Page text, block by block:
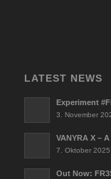
LATEST NEWS
Experiment
3. November
VANYRA X –
7. Oktober
Out Now: